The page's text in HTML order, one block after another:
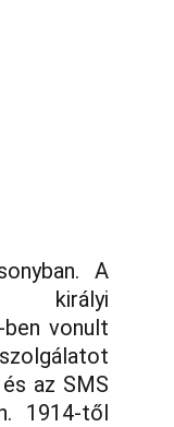
A
vonult
az SMS
1914-től